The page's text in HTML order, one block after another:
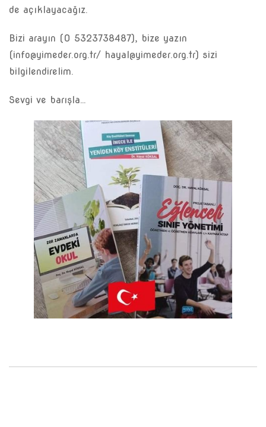
de açıklayacağız.
Bizi arayın (0 5323738487), bize yazın
(info@yimeder.org.tr/ hayal@yimeder.org.tr) sizi
bilgilendirelim.
Sevgi ve barışla…